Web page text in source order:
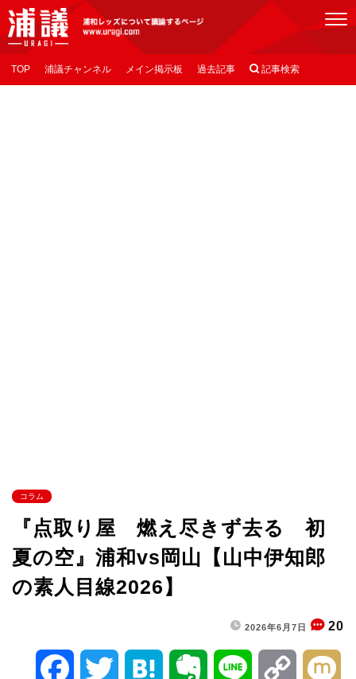
[浦議]浦和レッズについて議論するページ
TOP 浦議チャンネル メイン掲示板 過去記事  記事検索
コラム
『点取り屋 燃え尽きず去る 初
夏の空』浦和vs岡山【山中伊知郎
の素人目線2026】
2026年6月7日 20